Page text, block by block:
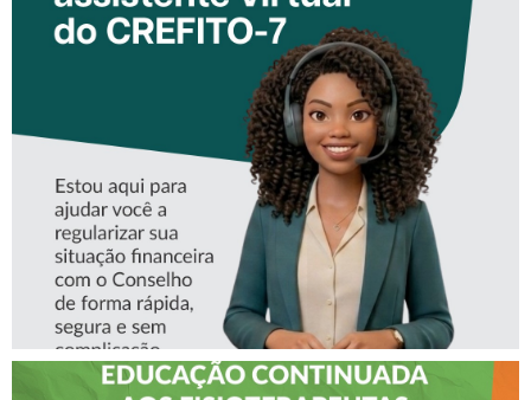
CONHEÇA A ‘ALINE’,
ASSISTENTE VIRTUAL DO
CREFITO-7